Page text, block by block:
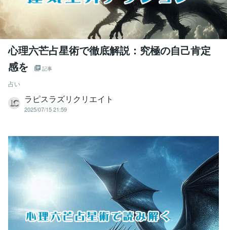
心理六芒占星術で徹底解説：究極の自己肯定
感を
記事
占い
ラピスラズリクリエイト
2025/07/15 21:59